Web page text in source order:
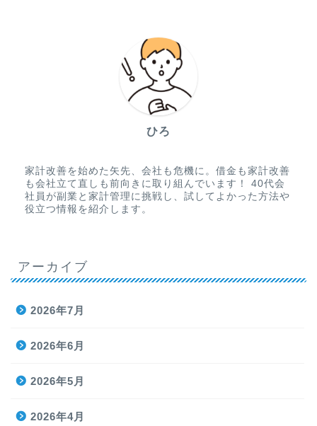
ひろ
家計改善を始めた矢先、会社も危機に。借金も家計改善
も会社立て直しも前向きに取り組んでいます！ 40代会
社員が副業と家計管理に挑戦し、試してよかった方法や
役立つ情報を紹介します。
アーカイブ
2026年7月
2026年6月
2026年5月
2026年4月